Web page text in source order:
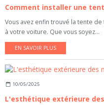
Comment installer une
Vous avez enfin trouvé la tente
à votre voiture. Que vous soyez...
EN SAVOIR PLUS
10/05/2025